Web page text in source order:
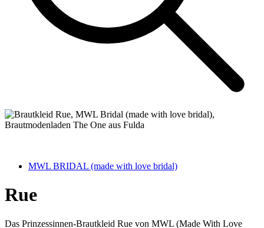
MWL BRIDAL (made with love bridal)
Rue
Das Prinzessinnen-Brautkleid Rue von MWL (Made With Love